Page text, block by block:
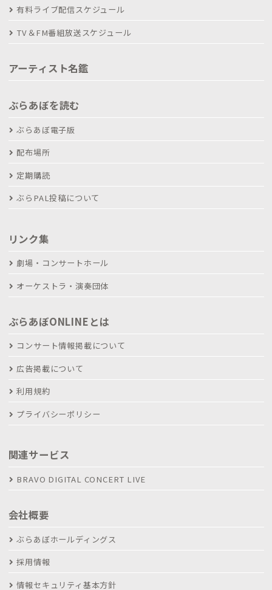
有料ライブ配信スケジュール
TV＆FM番組放送スケジュール
アーティスト名鑑
ぶらあぼを読む
ぶらあぼ電子版
配布場所
定期購読
ぶらPAL投稿について
リンク集
劇場・コンサートホール
オーケストラ・演奏団体
ぶらあぼONLINEとは
コンサート情報掲載について
広告掲載について
利用規約
プライバシーポリシー
関連サービス
BRAVO DIGITAL CONCERT LIVE
会社概要
ぶらあぼホールディングス
採用情報
情報セキュリティ基本方針